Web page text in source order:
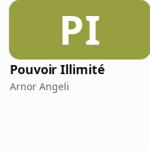
PI
Pouvoir Illimité
Arnor Angeli